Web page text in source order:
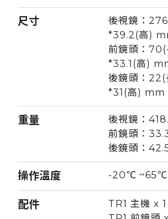
尺寸
後視鏡：
*39.2(高)
前鏡頭：
*33.1(高)
後鏡頭：
*31(高) mm
重量
後視鏡：
前鏡頭：
後鏡頭：
操作溫度 -20℃ ~65℃
配件
TR1 主機 x 1